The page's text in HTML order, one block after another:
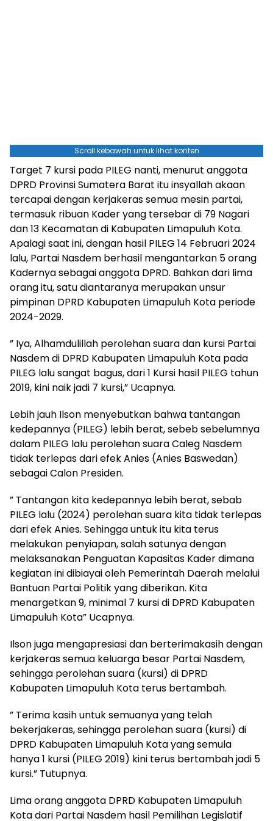
Scroll kebawah untuk lihat konten
Target 7 kursi pada PILEG nanti, menurut anggota
DPRD Provinsi Sumatera Barat itu insyallah akaan
tercapai dengan kerjakeras semua mesin partai,
termasuk ribuan Kader yang tersebar di 79 Nagari
dan 13 Kecamatan di Kabupaten Limapuluh Kota.
Apalagi saat ini, dengan hasil PILEG 14 Februari 2024
lalu, Partai Nasdem berhasil mengantarkan 5 orang
Kadernya sebagai anggota DPRD. Bahkan dari lima
orang itu, satu diantaranya merupakan unsur
pimpinan DPRD Kabupaten Limapuluh Kota periode
2024-2029.
” Iya, Alhamdulillah perolehan suara dan kursi Partai
Nasdem di DPRD Kabupaten Limapuluh Kota pada
PILEG lalu sangat bagus, dari 1 Kursi hasil PILEG tahun
2019, kini naik jadi 7 kursi,” Ucapnya.
Lebih jauh Ilson menyebutkan bahwa tantangan
kedepannya (PILEG) lebih berat, sebeb sebelumnya
dalam PILEG lalu perolehan suara Caleg Nasdem
tidak terlepas dari efek Anies (Anies Baswedan)
sebagai Calon Presiden.
” Tantangan kita kedepannya lebih berat, sebab
PILEG lalu (2024) perolehan suara kita tidak terlepas
dari efek Anies. Sehingga untuk itu kita terus
melakukan penyiapan, salah satunya dengan
melaksanakan Penguatan Kapasitas Kader dimana
kegiatan ini dibiayai oleh Pemerintah Daerah melalui
Bantuan Partai Politik yang diberikan. Kita
menargetkan 9, minimal 7 kursi di DPRD Kabupaten
Limapuluh Kota” Ucapnya.
Ilson juga mengapresiasi dan berterimakasih dengan
kerjakeras semua keluarga besar Partai Nasdem,
sehingga perolehan suara (kursi) di DPRD
Kabupaten Limapuluh Kota terus bertambah.
” Terima kasih untuk semuanya yang telah
bekerjakeras, sehingga perolehan suara (kursi) di
DPRD Kabupaten Limapuluh Kota yang semula
hanya 1 kursi (PILEG 2019) kini terus bertambah jadi 5
kursi.” Tutupnya.
Lima orang anggota DPRD Kabupaten Limapuluh
Kota dari Partai Nasdem hasil Pemilihan Legislatif